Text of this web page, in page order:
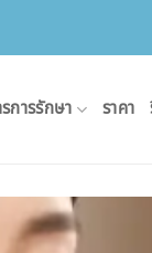
การรักษา ราคา